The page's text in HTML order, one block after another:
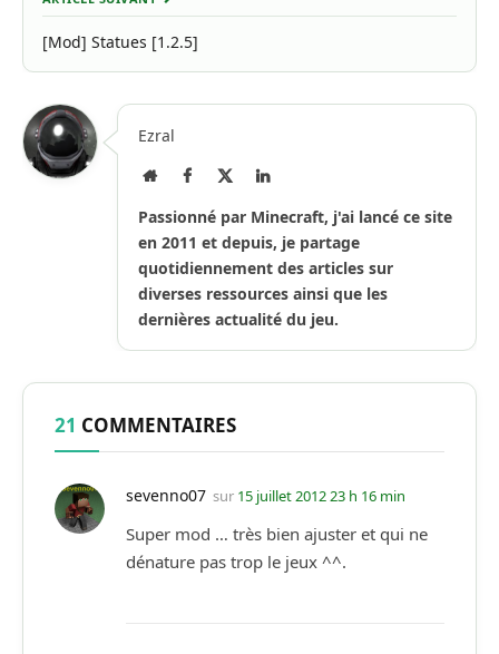
[Mod] Statues [1.2.5]
Ezral
Site
Facebook
X
LinkedIn
Passionné par Minecraft, j'ai lancé ce site
en 2011 et depuis, je partage
quotidiennement des articles sur
diverses ressources ainsi que les
dernières actualité du jeu.
21 COMMENTAIRES
sevenno07 sur 15 juillet 2012 23 h 16 min
Super mod … très bien ajuster et qui ne
dénature pas trop le jeux ^^.